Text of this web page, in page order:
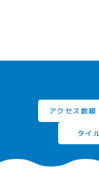
アクセス数順
タイ